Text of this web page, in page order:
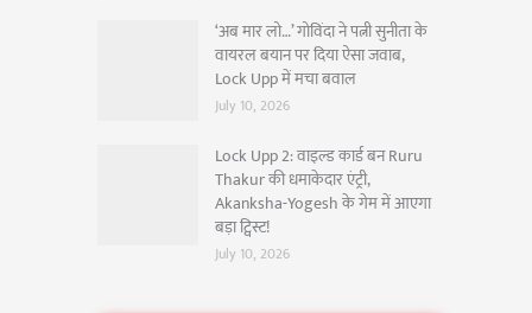
‘अब मार लो…’ गोविंदा ने पत्नी सुनीता के
वायरल बयान पर दिया ऐसा जवाब,
Lock Upp में मचा बवाल
July 10, 2026
Lock Upp 2: वाइल्ड कार्ड बन Ruru
Thakur की धमाकेदार एंट्री,
Akanksha-Yogesh के गेम में आएगा
बड़ा ट्विस्ट!
July 10, 2026